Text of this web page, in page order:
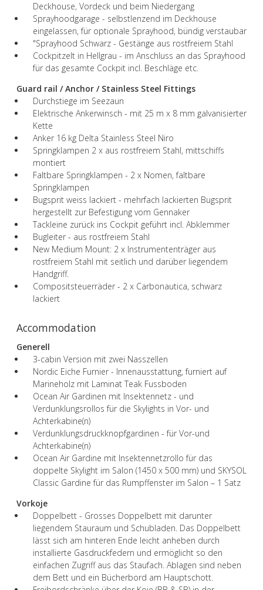
Deckhouse, Vordeck und beim Niedergang
Sprayhoodgarage - selbstlenzend im Deckhouse
eingelassen, für optionale Sprayhood, bündig verstaubar
"Sprayhood Schwarz - Gestänge aus rostfreiem Stahl
Cockpitzelt in Hellgrau - im Anschluss an das Sprayhood
für das gesamte Cockpit incl. Beschläge etc.
Guard rail / Anchor / Stainless Steel Fittings
Durchstiege im Seezaun
Elektrische Ankerwinsch - mit 25 m x 8 mm galvanisierter
Kette
Anker 16 kg Delta Stainless Steel Niro
Springklampen 2 x aus rostfreiem Stahl, mittschiffs
montiert
Faltbare Springklampen - 2 x Nomen, faltbare
Springklampen
Bugsprit weiss lackiert - mehrfach lackierten Bugsprit
hergestellt zur Befestigung vom Gennaker
Tackleine zurück ins Cockpit geführt incl. Abklemmer
Bugleiter - aus rostfreiem Stahl
New Medium Mount: 2 x Instrumententräger aus
rostfreiem Stahl mit seitlich und darüber liegendem
Handgriff.
Compositsteuerräder - 2 x Carbonautica, schwarz
lackiert
Accommodation
Generell
3-cabin Version mit zwei Nasszellen
Nordic Eiche Furnier - Innenausstattung, furniert auf
Marineholz mit Laminat Teak Fussboden
Ocean Air Gardinen mit Insektennetz - und
Verdunklungsrollos für die Skylights in Vor- und
Achterkabine(n)
Verdunklungsdruckknopfgardinen - für Vor-und
Achterkabine(n)
Ocean Air Gardine mit Insektennetzrollo für das
doppelte Skylight im Salon (1450 x 500 mm) und SKYSOL
Classic Gardine für das Rumpffenster im Salon – 1 Satz
Vorkoje
Doppelbett - Grosses Doppelbett mit darunter
liegendem Stauraum und Schubladen. Das Doppelbett
lässt sich am hinteren Ende leicht anheben durch
installierte Gasdruckfedern und ermöglicht so den
einfachen Zugriff aus das Staufach. Ablagen sind neben
dem Bett und ein Bücherbord am Hauptschott.